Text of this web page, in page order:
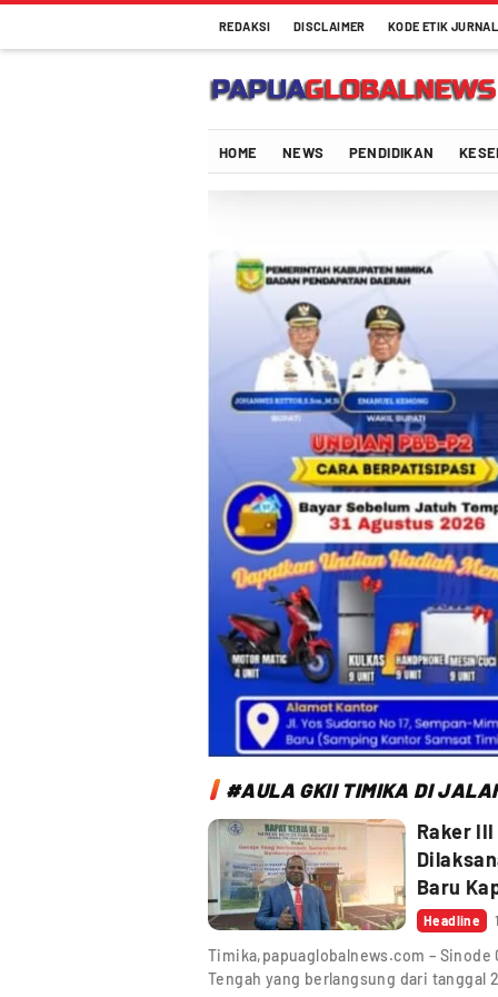
REDAKSI DISCLAIMER KODE ETIK
Papuaglobalnews.com
Menulis Fakta dengan Hati Bening
HOME NEWS PENDIDIKAN
#AULA GKII TIMIKA DI
Raker
Baru
Headline
Timika,papuaglobalnews.com – Sinode
Tengah yang berlangsung dari tanggal